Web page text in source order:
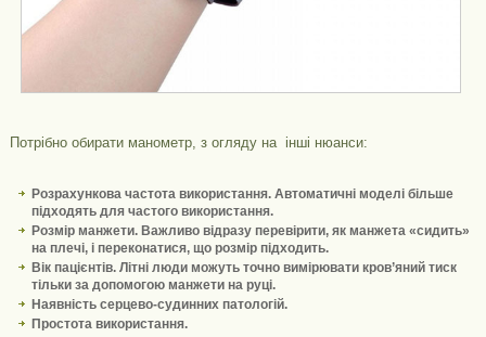
Потрібно обирати манометр, з огляду на інші нюанси:
Розрахункова частота використання. Автоматичні моделі більше
підходять для частого використання.
Розмір манжети. Важливо відразу перевірити, як манжета «сидить»
на плечі, і переконатися, що розмір підходить.
Вік пацієнтів. Літні люди можуть точно вимірювати кров’яний тиск
тільки за допомогою манжети на руці.
Наявність серцево-судинних патологій.
Простота використання.